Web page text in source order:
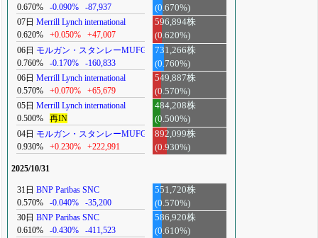
0.670%
-0.090% -87,937
(0.670%)
07日 Merrill Lynch international
0.620%
+0.050% +47,007
596,894株
(0.620%)
06日 モルガン・スタンレーMUFG
0.760%
-0.170% -160,833
731,266株
(0.760%)
06日 Merrill Lynch international
0.570%
+0.070% +65,679
549,887株
(0.570%)
05日 Merrill Lynch international
0.500%
再IN
484,208株
(0.500%)
04日 モルガン・スタンレーMUFG
0.930%
+0.230% +222,991
892,099株
(0.930%)
2025/10/31
31日 BNP Paribas SNC
0.570%
-0.040% -35,200
551,720株
(0.570%)
30日 BNP Paribas SNC
0.610%
-0.430% -411,523
586,920株
(0.610%)